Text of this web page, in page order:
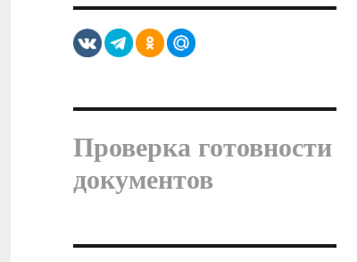
Проверка готовности
документов